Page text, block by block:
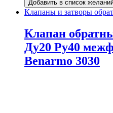
Добавить в список
Клапаны и затворы
Клапан
Ду20 Ру40
Benarmo 3030